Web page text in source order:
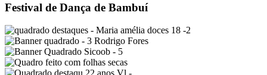
Festival de Dança de Bambuí